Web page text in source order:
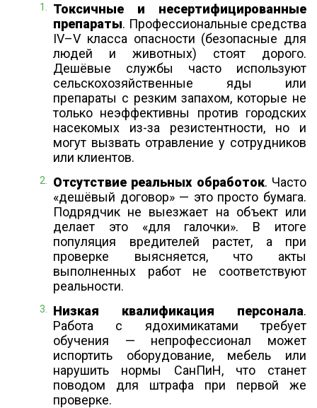
Токсичные и несертифицированные
препараты. Профессиональные средства
IV–V класса опасности (безопасные для
людей и животных) стоят дорого.
Дешёвые службы часто используют
сельскохозяйственные яды или
препараты с резким запахом, которые не
только неэффективны против городских
насекомых из-за резистентности, но и
могут вызвать отравление у сотрудников
или клиентов.
Отсутствие реальных обработок. Часто
«дешёвый договор» — это просто бумага.
Подрядчик не выезжает на объект или
делает это «для галочки». В итоге
популяция вредителей растет, а при
проверке выясняется, что акты
выполненных работ не соответствуют
реальности.
Низкая квалификация персонала.
Работа с ядохимикатами требует
обучения — непрофессионал может
испортить оборудование, мебель или
нарушить нормы СанПиН, что станет
поводом для штрафа при первой же
проверке.